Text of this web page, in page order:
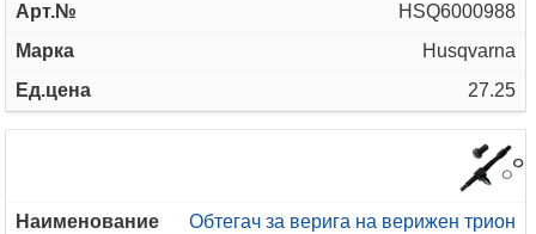
HSQ6000988
Husqvarna
27.25
Обтегач за верига на верижен трион